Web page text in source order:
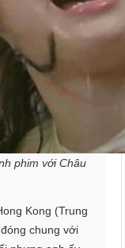
phim với Châu
Kong (Trung
chung với